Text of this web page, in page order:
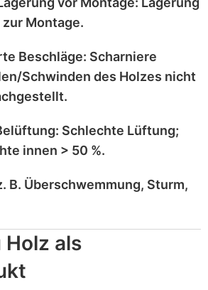
zur Montage.
Beschläge: Scharniere
Schwinden des Holzes nicht
.
Schlechte Lüftung;
innen > 50 %.
B. Überschwemmung, Sturm,
Holz als